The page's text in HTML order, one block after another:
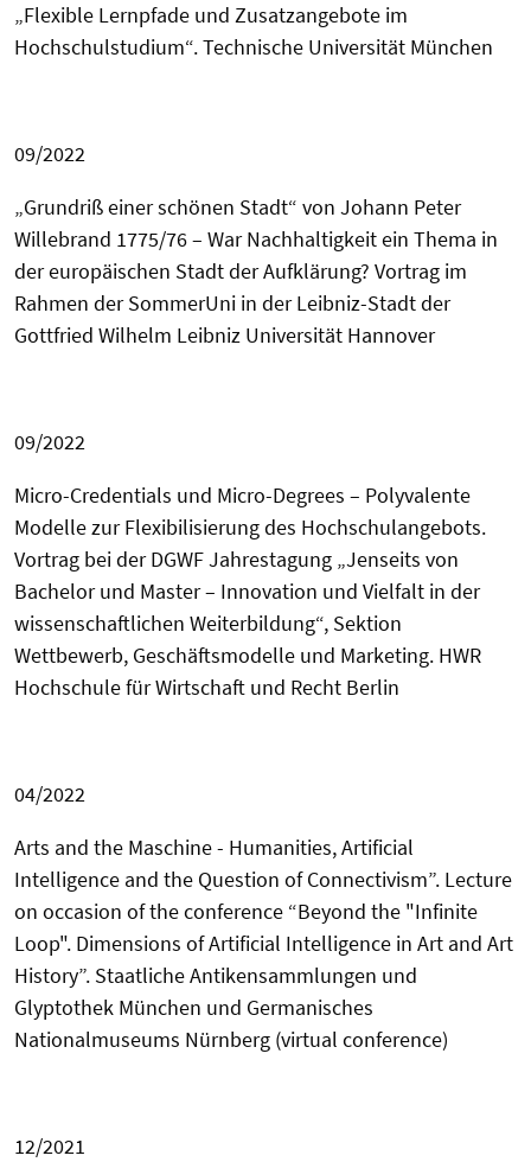
„Flexible Lernpfade und Zusatzangebote im
Hochschulstudium“. Technische Universität München
09/2022
„Grundriß einer schönen Stadt“ von Johann Peter
Willebrand 1775/76 – War Nachhaltigkeit ein Thema in
der europäischen Stadt der Aufklärung? Vortrag im
Rahmen der SommerUni in der Leibniz-Stadt der
Gottfried Wilhelm Leibniz Universität Hannover
09/2022
Micro-Credentials und Micro-Degrees – Polyvalente
Modelle zur Flexibilisierung des Hochschulangebots.
Vortrag bei derDGWF Jahrestagung „Jenseits von
Bachelor und Master – Innovation und Vielfalt in der
wissenschaftlichen Weiterbildung“, Sektion
Wettbewerb, Geschäftsmodelle und Marketing. HWR
Hochschule für Wirtschaft und Recht Berlin
04/2022
Arts and the Maschine- Humanities, Artificial
Intelligence and the Question of Connectivism”. Lecture
on occasion of the conference “Beyond the "Infinite
Loop". Dimensions of Artificial Intelligence in Art and Art
History”. Staatliche Antikensammlungen und
Glyptothek München und Germanisches
Nationalmuseums Nürnberg (virtual conference)
12/2021